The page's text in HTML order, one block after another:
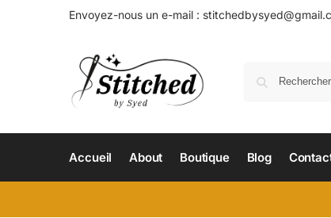
Envoyez-nous un e-mail :
Accueil About Boutique Blog